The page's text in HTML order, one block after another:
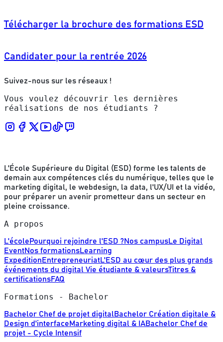
Télécharger la brochure des formations ESD
Candidater pour la rentrée 2026
Suivez-nous sur les réseaux !
Vous voulez découvrir les dernières
réalisations de nos étudiants ?
L'École Supérieure du Digital (ESD) forme les talents de
demain aux compétences clés du numérique, telles que le
marketing digital, le webdesign, la data, l'UX/UI et la vidéo,
pour préparer un avenir prometteur dans un secteur en
pleine croissance.
A propos
L'école Pourquoi rejoindre l'ESD ?Nos campusLe Digital
EventNos formationsLearning
Expedition EntrepreneuriatL'ESD au cœur des plus grands
événements du digital Vie étudiante & valeursTitres &
certificationsFAQ
Formations - Bachelor
Bachelor Chef de projet digital Bachelor Création digitale &
Design d'interface Marketing digital & IABachelor Chef de
projet - Cycle Intensif